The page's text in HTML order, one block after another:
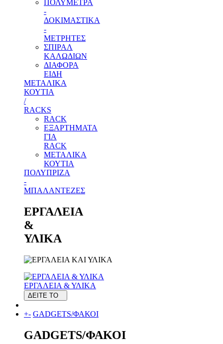
ΠΟΛΥΜΕΤΡΑ
-
ΔΟΚΙΜΑΣΤΙΚΑ
-
ΜΕΤΡΗΤΕΣ
ΣΠΙΡΑΛ
ΚΑΛΩΔΙΩΝ
ΔΙΑΦΟΡΑ
ΕΙΔΗ
ΜΕΤΑΛΙΚΑ
ΚΟΥΤΙΑ
/
RACKS
RACK
ΕΞΑΡΤΗΜΑΤΑ
ΓΙΑ
RACK
ΜΕΤΑΛΙΚΑ
ΚΟΥΤΙΑ
ΠΟΛΥΠΡΙΖΑ
-
ΜΠΑΛΑΝΤΕΖΕΣ
ΕΡΓΑΛΕΙΑ
&
ΥΛΙΚΑ
ΕΡΓΑΛΕΙΑ & ΥΛΙΚΑ
ΔΕΙΤΕ ΤΟ
+- GADGETS/ΦΑΚΟΙ
GADGETS/ΦΑΚΟΙ